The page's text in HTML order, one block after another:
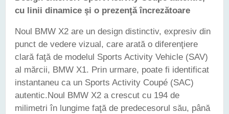
cu linii dinamice şi o prezenţă încrezătoare
Noul BMW X2 are un design distinctiv, expresiv din
punct de vedere vizual, care arată o diferenţiere
clară faţă de modelul Sports Activity Vehicle (SAV)
al mărcii, BMW X1. Prin urmare, poate fi identificat
instantaneu ca un Sports Activity Coupé (SAC)
autentic.Noul BMW X2 a crescut cu 194 de
milimetri în lungime faţă de predecesorul său, până